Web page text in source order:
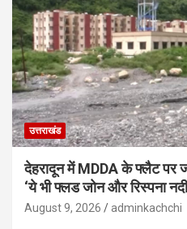
उत्तराखंड
देहरादून में MDDA के फ्लैट पर
‘ये भी फ्लड जोन और रिस्पना नदी
August 9, 2026 adminkachchi